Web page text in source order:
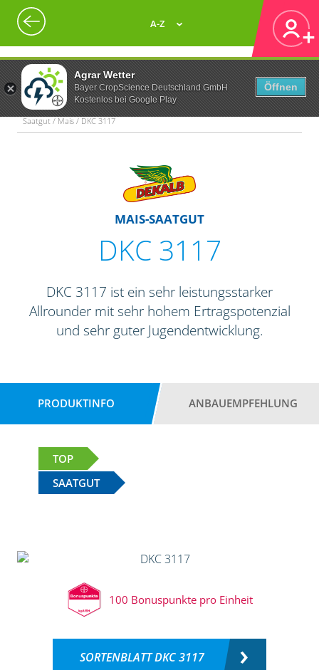
Agrar Wetter
Bayer CropScience Deutschland GmbH
Kostenlos bei Google Play
Öffnen
A-Z
Saatgut / Mais / DKC 3117
MAIS-SAATGUT
DKC 3117
DKC 3117 ist ein sehr leistungsstarker
Allrounder mit sehr hohem Ertragspotenzial
und sehr guter Jugendentwicklung.
PRODUKTINFO ANBAUEMPFEHLUNG
TOP
SAATGUT
100 Bonuspunkte pro Einheit
SORTENBLATT DKC 3117